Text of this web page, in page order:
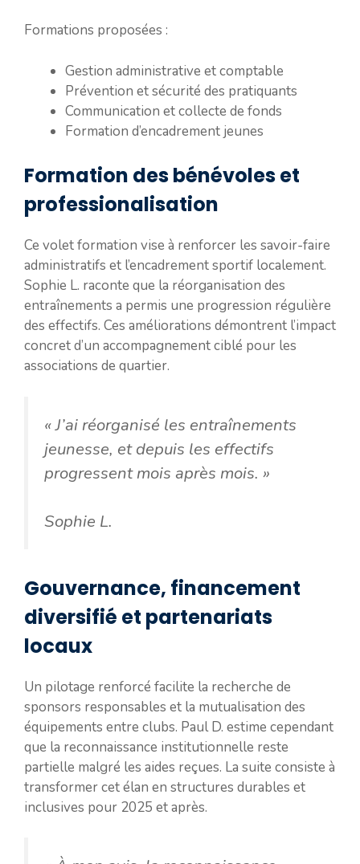
Formations proposées :
Gestion administrative et comptable
Prévention et sécurité des pratiquants
Communication et collecte de fonds
Formation d’encadrement jeunes
Formation des bénévoles et
professionalisation
Ce volet formation vise à renforcer les savoir-faire
administratifs et l’encadrement sportif localement.
Sophie L. raconte que la réorganisation des
entraînements a permis une progression régulière
des effectifs. Ces améliorations démontrent l’impact
concret d’un accompagnement ciblé pour les
associations de quartier.
« J’ai réorganisé les entraînements
jeunesse, et depuis les effectifs
progressent mois après mois. »
Sophie L.
Gouvernance, financement
diversifié et partenariats
locaux
Un pilotage renforcé facilite la recherche de
sponsors responsables et la mutualisation des
équipements entre clubs. Paul D. estime cependant
que la reconnaissance institutionnelle reste
partielle malgré les aides reçues. La suite consiste à
transformer cet élan en structures durables et
inclusives pour 2025 et après.